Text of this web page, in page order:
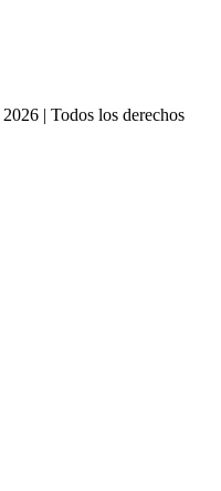
2026 |Todos los derechos